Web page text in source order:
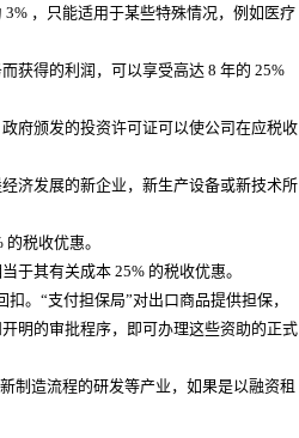
，只能适用于某些特殊情况，例如医疗
得的利润，可以享受高达 8 年的 25%
府颁发的投资许可证可以使公司在应税收
济发展的新企业，新生产设备或新技术所
税收优惠。
其有关成本 25% 的税收优惠。
。“支付担保局”对出口商品提供担保，
明的审批程序，即可办理这些资助的正式
造流程的研发等产业，如果是以融资租